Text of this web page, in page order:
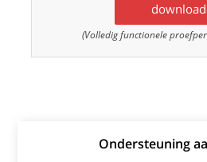
(Volledig functionele
Ondersteuning